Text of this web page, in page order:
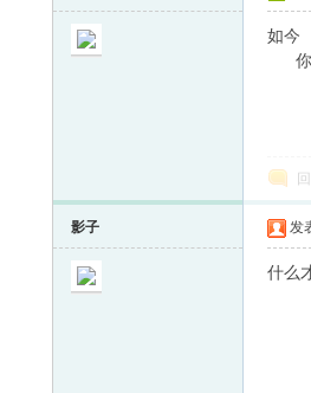
如今
你
影子 发
什么